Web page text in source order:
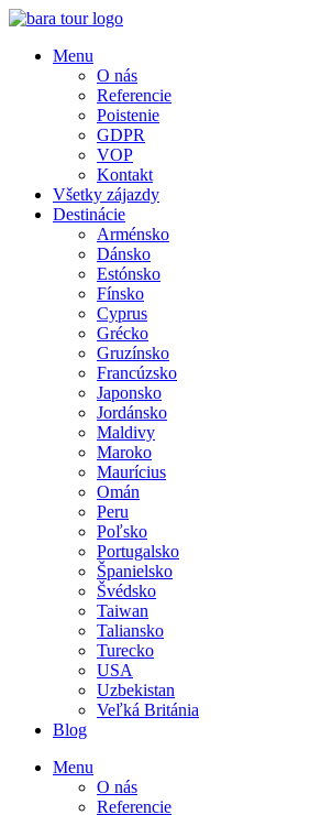
Menu
O nás
Referencie
Poistenie
GDPR
VOP
Kontakt
Všetky zájazdy
Destinácie
Arménsko
Dánsko
Estónsko
Fínsko
Cyprus
Grécko
Gruzínsko
Francúzsko
Japonsko
Jordánsko
Maldivy
Maroko
Maurícius
Omán
Peru
Poľsko
Portugalsko
Španielsko
Švédsko
Taiwan
Taliansko
Turecko
USA
Uzbekistan
Veľká Británia
Blog
Menu
O nás
Referencie